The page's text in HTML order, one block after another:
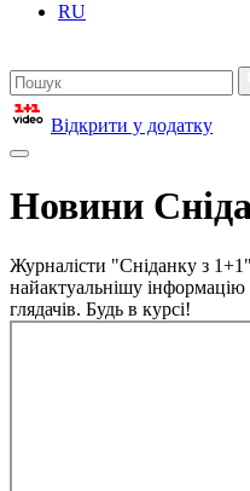
RU
Відкрити у додатку
Новини
Журналісти "Сніданку з
найактуальнішу
глядачів. Будь в курсі!